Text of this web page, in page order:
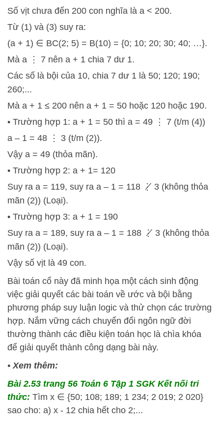
Số vịt chưa đến 200 con nghĩa là a < 200.
Từ (1) và (3) suy ra:
(a + 1) ∈ BC(2; 5) = B(10) = {0; 10; 20; 30; 40; …}.
Mà a ⋮ 7 nên a + 1 chia 7 dư 1.
Các số là bội của 10, chia 7 dư 1 là 50; 120; 190;
260;...
Mà a + 1 ≤ 200 nên a + 1 = 50 hoặc 120 hoặc 190.
• Trường hợp 1: a + 1 = 50 thì a = 49 ⋮ 7 (t/m (4))
a – 1 = 48 ⋮ 3 (t/m (2)).
Vậy a = 49 (thỏa mãn).
• Trường hợp 2: a + 1= 120
Suy ra a = 119, suy ra a – 1 = 118 ⋮̸ 3 (không thỏa
mãn (2)) (Loại).
• Trường hợp 3: a + 1 = 190
Suy ra a = 189, suy ra a – 1 = 188 ⋮̸ 3 (không thỏa
mãn (2)) (Loại).
Vậy số vịt là 49 con.
Bài toán cổ này đã minh họa một cách sinh động
việc giải quyết các bài toán về ước và bội bằng
phương pháp suy luận logic và thử chọn các trường
hợp. Nắm vững cách chuyển đổi ngôn ngữ đời
thường thành các điều kiện toán học là chìa khóa
để giải quyết thành công dạng bài này.
•Xem thêm:
Bài 2.53 trang 56 Toán 6 Tập 1 SGK Kết nối tri
thức: Tìm x ∈ {50; 108; 189; 1 234; 2 019; 2 020}
sao cho: a) x - 12 chia hết cho 2;...